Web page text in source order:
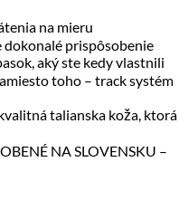
na mieru
dokonalé prispôsobenie
aký ste kedy vlastnili
toho – track systém
talianska koža, ktorá
NA SLOVENSKU –